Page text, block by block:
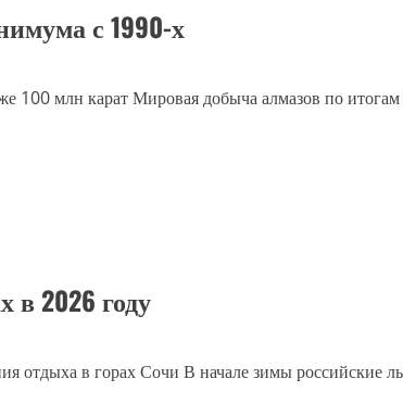
с 1990-х
млн карат Мировая добыча алмазов по
в 2026 году
отдыха в горах Сочи В начале зимы российские